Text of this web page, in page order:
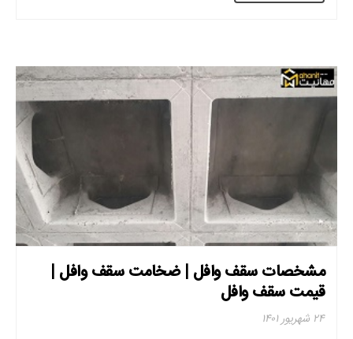
مشخصات سقف وافل | ضخامت سقف وافل |
قیمت سقف وافل
۲۴ شهریور ۱۴۰۱